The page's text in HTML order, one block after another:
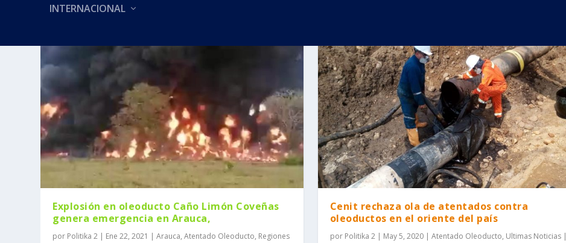
INTERNACIONAL
Categoría: Atentado Oleoducto
Explosión en oleoducto Caño Limón Coveñas
genera emergencia en Arauca,
por Politika 2 | Ene 22, 2021 |Arauca,Atentado Oleoducto, Regiones
Cenit rechaza ola de atentados contra
oleoductos en el oriente del país
por Politika 2| May 5, 2020| Atentado Oleoducto, Ultimas Noticias|